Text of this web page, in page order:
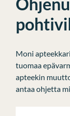
Moni
tuomaa
apteekin
antaa ohjetta